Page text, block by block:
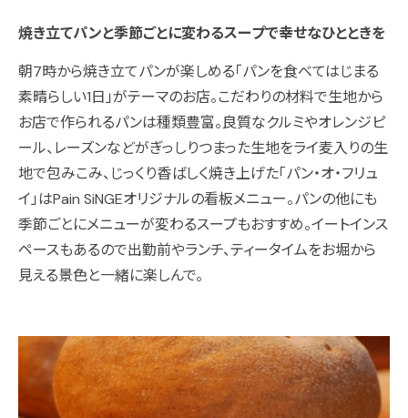
焼き立てパンと季節ごとに変わるスープで幸せなひとときを
朝7時から焼き立てパンが楽しめる「パンを食べてはじまる
素晴らしい1日」がテーマのお店。こだわりの材料で生地から
お店で作られるパンは種類豊富。良質なクルミやオレンジピ
ール、レーズンなどがぎっしりつまった生地をライ麦入りの生
地で包みこみ、じっくり香ばしく焼き上げた「パン・オ・フリュ
イ」はPain SiNGEオリジナルの看板メニュー。パンの他にも
季節ごとにメニューが変わるスープもおすすめ。イートインス
ペースもあるので出勤前やランチ、ティータイムをお堀から
見える景色と一緒に楽しんで。